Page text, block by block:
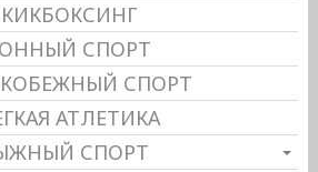
КИКБОКСИНГ
СПОРТ
СПОРТ
АТЛЕТИКА
СПОРТ